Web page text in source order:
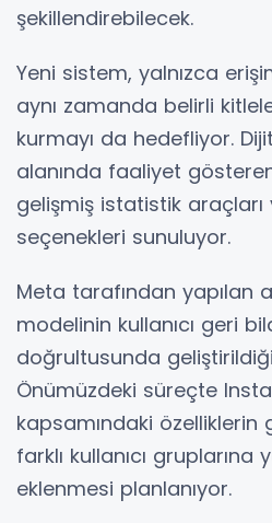
şekillendirebilecek.
Yeni sistem, yalnızca
aynı zamanda belirli
kurmayı da hedefliyor.
alanında faaliyet
gelişmiş istatistik araçları
seçenekleri sunuluyor.
Meta tarafından yapılan
modelinin kullanıcı geri
doğrultusunda
Önümüzdeki süreçte
kapsamındaki özelliklerin
farklı kullanıcı gruplarına
eklenmesi planlanıyor.